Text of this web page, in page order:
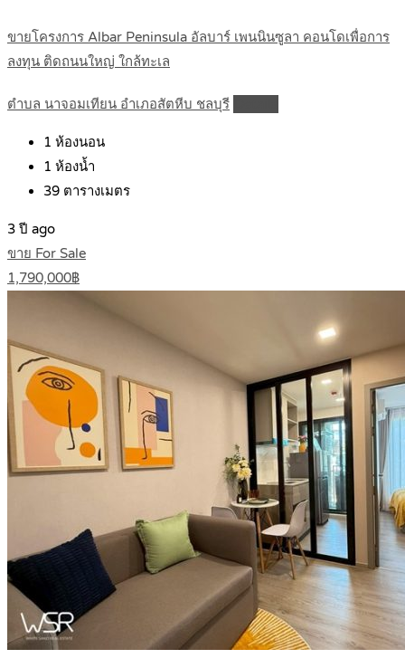
ขายโครงการ Albar Peninsula อัลบาร์ เพนนินซูลา คอนโดเพื่อการ
ลงทุน ติดถนนใหญ่ ใกล้ทะเล
ตำบล นาจอมเทียน อำเภอสัตหีบ ชลบุรี
1 ห้องนอน
1 ห้องน้ำ
39 ตารางเมตร
3 ปี ago
ขาย For Sale
1,790,000฿